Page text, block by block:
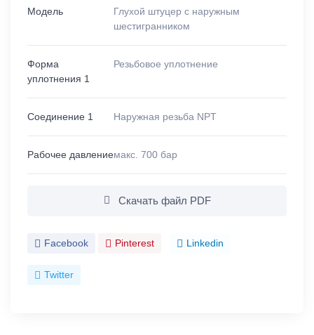
Модель
Глухой штуцер с наружным
шестигранником
Форма
уплотнения 1
Резьбовое уплотнение
Соединение 1 Наружная резьба NPT
Рабочее давлениемакс. 700 бар
Скачать файл PDF
Facebook Pinterest Linkedin
Twitter